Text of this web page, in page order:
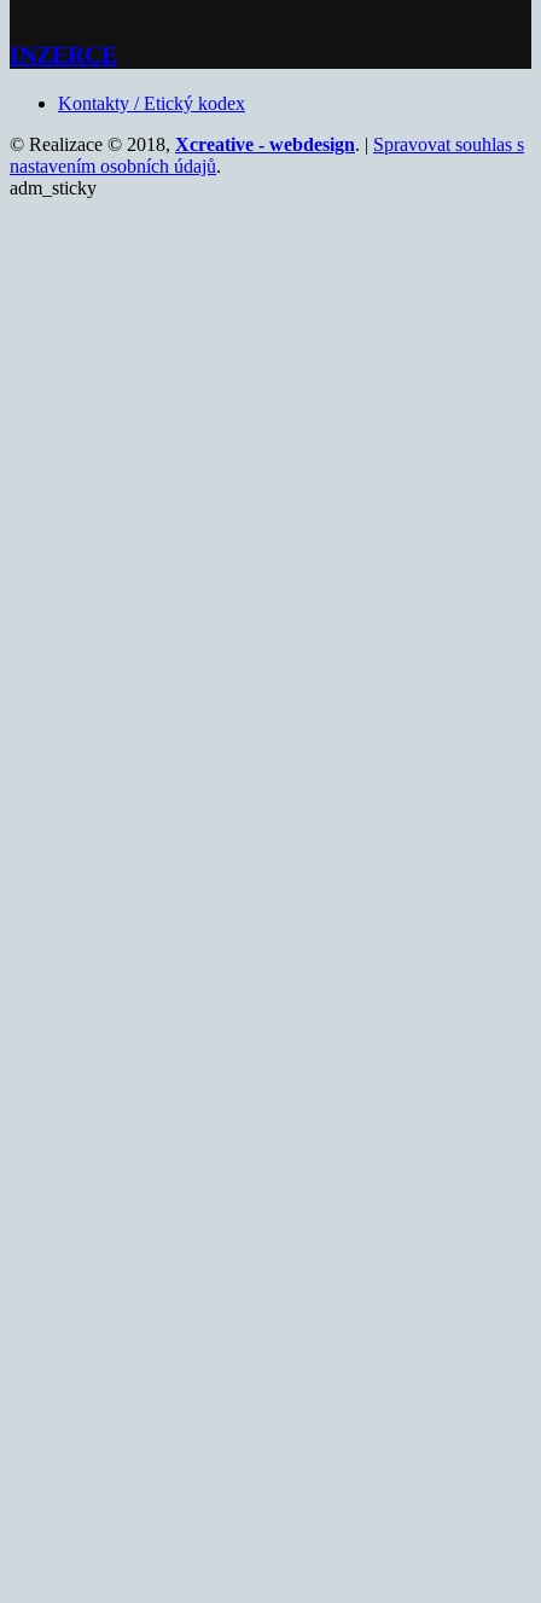
INZERCE
Kontakty / Etický kodex
© Realizace © 2018, Xcreative - webdesign. | Spravovat souhlas s
nastavením osobních údajů.
adm_sticky